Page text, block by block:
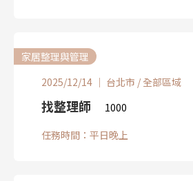
家居整理與管理
2025/12/14 ｜ 台北市 / 全部區域
找整理師
1000
任務時間：平日晚上